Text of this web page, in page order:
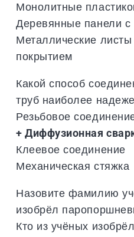
Монолитные
Деревянные панели
Металлические
покрытием
Какой способ
труб наиболее
Резьбовое
+ Диффузионная
Клеевое соединение
Механическая стяжка
Назовите фамилию
изобрёл
Кто из учёных